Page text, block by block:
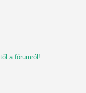
a fórumról!